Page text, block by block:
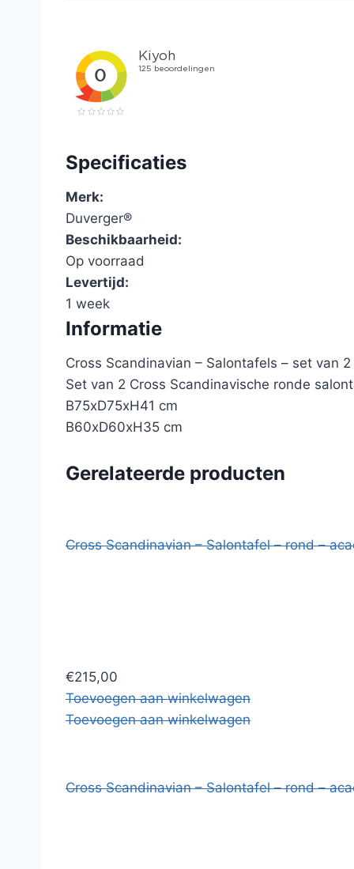
Specificaties
Merk:
Duverger®
Beschikbaarheid:
Op voorraad
Levertijd:
1 week
Informatie
Cross Scandinavian – Salontafels – set van
Set van 2 Cross Scandinavische ronde
B75xD75xH41 cm
B60xD60xH35 cm
Gerelateerde producten
Cross Scandinavian – Salontafel – rond –
€215,00
Toevoegen aan winkelwagen
Toevoegen aan winkelwagen
Cross Scandinavian – Salontafel – rond –